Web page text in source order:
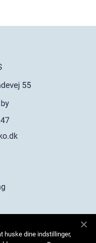
huske dine indstillinger,